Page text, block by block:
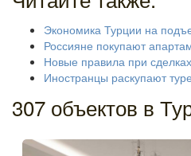
Экономика Турции на
Россияне покупают
Новые правила при
Иностранцы раскупают
307 объектов в